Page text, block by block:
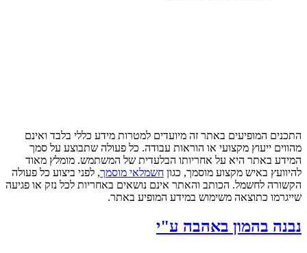
התכנים המופיעים באתר זה מיועדים למטרות מידע כללי בלבד ואינם
מהווים ייעוץ מקצועי או הוראות עבודה. כל פעולה שתבוצע על סמך
המידע באתר היא על אחריותו הבלעדית של המשתמש. מומלץ מאוד
להיוועץ באיש מקצוע מוסמך, כגון חשמלאי מוסמך, לפני ביצוע כל פעולה
הקשורה לחשמל. הכותב והאתר אינם נושאים באחריות לכל נזק או פגיעה
שייגרמו כתוצאה משימוש במידע המופיע באתר.
נבנה בהמון באהבה ע"י